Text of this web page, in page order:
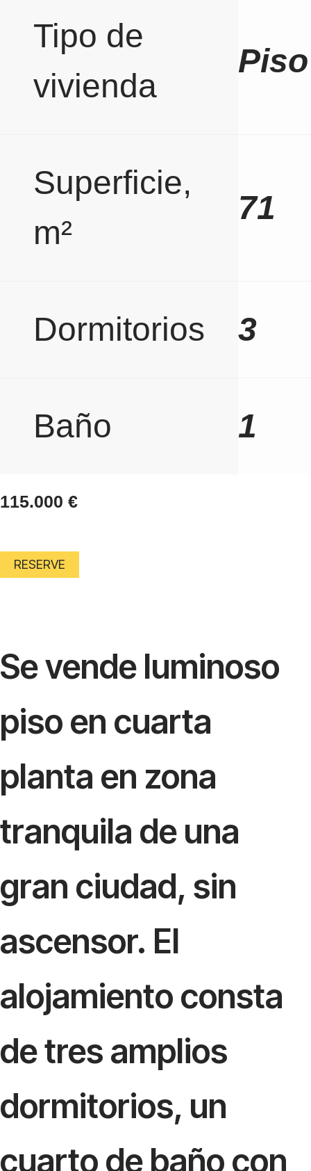
Tipo de
vivienda
Piso
Superficie,
m²
71
Dormitorios 3
Baño 1
115.000 €
RESERVE
Se vende luminoso
piso en cuarta
planta en zona
tranquila de una
gran ciudad, sin
ascensor. El
alojamiento consta
de tres amplios
dormitorios, un
cuarto de baño con